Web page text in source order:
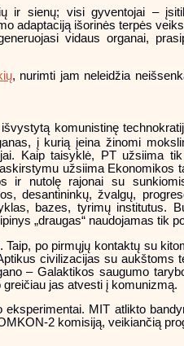
ir sienų; visi gyventojai –
adaptaciją išorinės terpės
vidaus organai,
, nurimti jam neleidžia
komunistinę
į kurią įeina žinomi
Kaip taisyklė, PT užsiima
užsiima Ekonomikos
ir nutolę rajonai su
desantininkų, žvalgų,
bazes, tyrimų institutus.
„draugas“ naudojamas tik
po pirmųjų kontaktų su
civilizacijas su aukštoms
– Galaktikos saugumo
greičiau jas atvesti į komunizmą.
MIT atlikto
2 komisiją, veikiančią